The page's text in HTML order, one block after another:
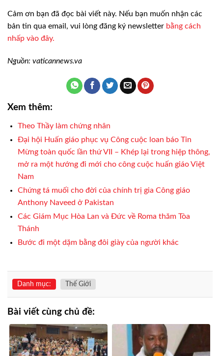
Cảm ơn bạn đã đọc bài viết này. Nếu bạn muốn nhận các
bản tin qua email, vui lòng đăng ký newsletter bằng cách
nhấp vào đây.
Nguồn: vaticannews.va
Xem thêm:
Theo Thầy làm chứng nhân
Đại hội Huấn giáo phục vụ Công cuộc loan báo Tin
Mừng toàn quốc lần thứ VII – Khép lại trong hiệp thông,
mở ra một hướng đi mới cho công cuộc huấn giáo Việt
Nam
Chứng tá muối cho đời của chính trị gia Công giáo
Anthony Naveed ở Pakistan
Các Giám Mục Hòa Lan và Đức về Roma thăm Tòa
Thánh
Bước đi một dặm bằng đôi giày của người khác
Danh mục: Thế Giới
Bài viết cùng chủ đề: